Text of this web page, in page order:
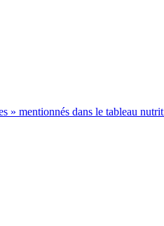
» mentionnés dans le tableau